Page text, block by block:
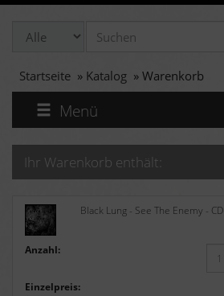
Startseite » Katalog » Warenkorb
Menü
Ihr Warenkorb enthält:
Black Lung - See The Enemy - CD
Anzahl:
Einzelpreis: